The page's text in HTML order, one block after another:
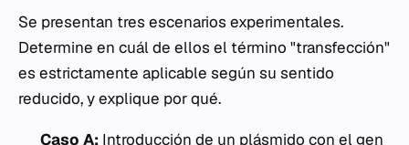
Se presentan tres escenarios experimentales.
Determine en cuál de ellos el término "transfección"
es estrictamente aplicable según su sentido
reducido, y explique por qué.
Caso A: Introducción de un plásmido con el gen